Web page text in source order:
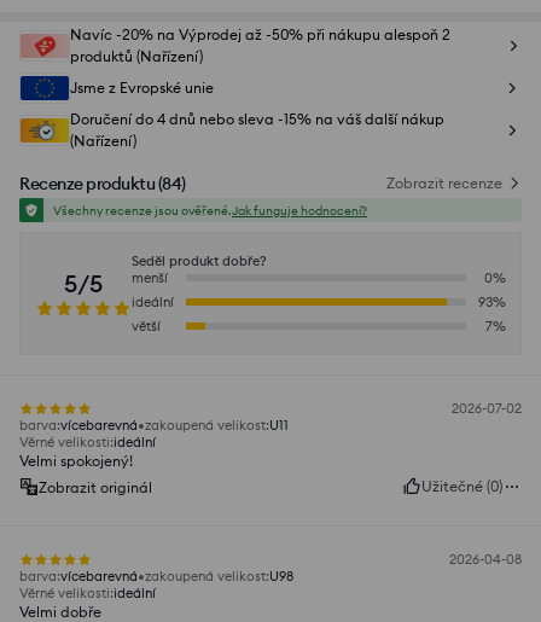
Navíc -20% na Výprodej až -50% při nákupu alespoň 2
produktů (Nařízení)
Jsme z Evropské unie
Doručení do 4 dnů nebo sleva -15% na váš další nákup
(Nařízení)
Recenze produktu(84) Zobrazit recenze
Všechny recenze jsou ověřené.Jak funguje hodnocení?
5/5
Seděl produkt dobře?
menší
0%
ideální
93%
větší
7%
2026-07-02
barva:vícebarevná zakoupená velikost:U11
Věrné velikosti:ideální
Velmi spokojený!
Zobrazit originál
Užitečné (0)
2026-04-08
barva:vícebarevná zakoupená velikost:U98
Věrné velikosti:ideální
Velmi dobře